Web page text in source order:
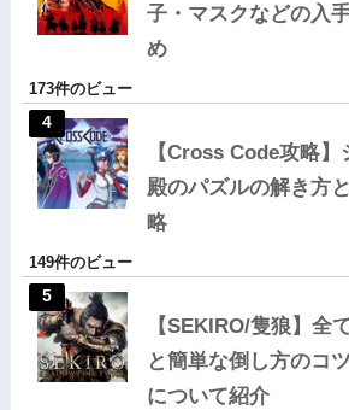
子・マスクなどの入
め
173件のビュー
【Cross Code攻略
殿のパズルの解き方
略
149件のビュー
【SEKIRO/隻狼】全
と簡単な倒し方のコ
について紹介